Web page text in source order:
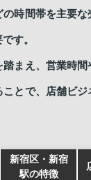
時間帯を主要
す。
まえ、営業時間
ことで、店舗ビ
新宿区・新宿
駅の特徴